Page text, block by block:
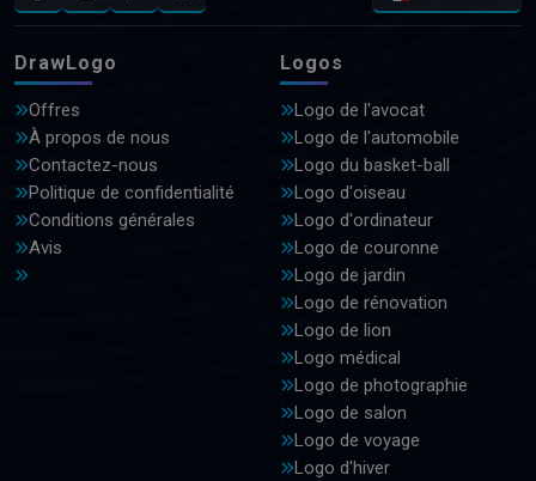
DrawLogo
Offres
À propos de nous
Contactez-nous
Politique de confidentialité
Conditions générales
Avis
Logos
Logo de l'avocat
Logo de l'automobile
Logo du basket-ball
Logo d'oiseau
Logo d'ordinateur
Logo de couronne
Logo de jardin
Logo de rénovation
Logo de lion
Logo médical
Logo de photographie
Logo de salon
Logo de voyage
Logo d'hiver